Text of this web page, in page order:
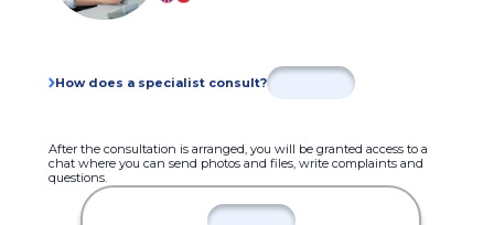
How does a specialist consult?
After the consultation is arranged, you will be granted access to a
chat where you can send photos and files, write complaints and
questions.